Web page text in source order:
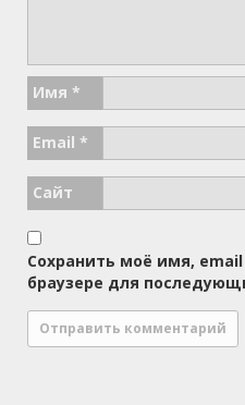
Имя *
Email *
Сайт
Сохранить моё имя,
браузере для